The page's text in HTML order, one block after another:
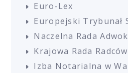
Euro-Lex
Europejski Trybunał
Naczelna Rada
Krajowa Rada
Izba Notarialna w